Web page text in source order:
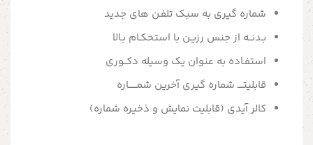
شماره گیری به سبک تلفـن های جدید
بـدنــه از جنس رزیـن با استحکـام بـالا
استفـاده به عنوان یک وسیله دکــوری
قابلیتــــ شماره گیری آخرین شمــــــاره
کالر آیدی (قابلیت نمایش و ذخیره شماره)